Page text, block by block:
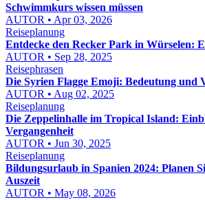
Schwimmkurs wissen müssen
AUTOR • Apr 03, 2026
Reiseplanung
Entdecke den Recker Park in Würselen:
AUTOR • Sep 28, 2025
Reisephrasen
Die Syrien Flagge Emoji: Bedeutung und
AUTOR • Aug 02, 2025
Reiseplanung
Die Zeppelinhalle im Tropical Island:
Vergangenheit
AUTOR • Jun 30, 2025
Reiseplanung
Bildungsurlaub in Spanien 2024: Planen
Auszeit
AUTOR • May 08, 2026